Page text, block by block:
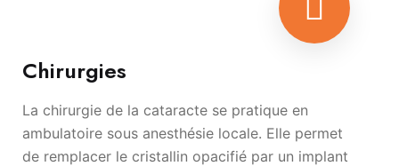
Chirurgies
La chirurgie de la cataracte se pratique en
ambulatoire sous anesthésie locale. Elle permet
de remplacer le cristallin opacifié par un implant